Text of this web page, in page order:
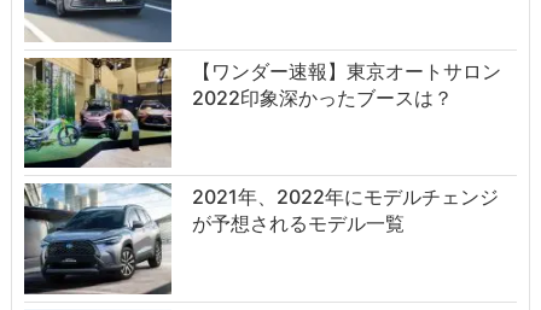
【ワンダー速報】東京オートサロン
2022印象深かったブースは？
2021年、2022年にモデルチェンジ
が予想されるモデル一覧